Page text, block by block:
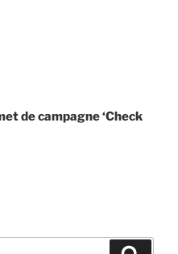
de campagne ‘Check